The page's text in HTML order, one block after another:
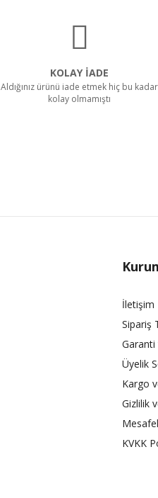
KOLAY İADE
Aldığınız ürünü iade etmek hiç bu kadar
kolay olmamıştı
İletişim
Sipariş
Garanti
Üyelik
Kargo
Gizlilik
KVKK